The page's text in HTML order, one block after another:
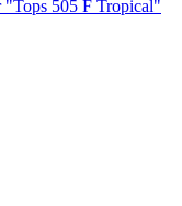
"Tops 505 F Tropical"